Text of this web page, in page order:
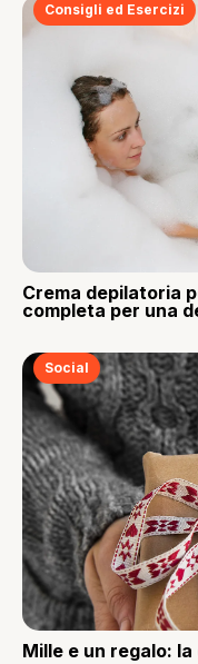
Consigli ed Esercizi
Crema depilatoria
completa per una
Social
Mille e un regalo: